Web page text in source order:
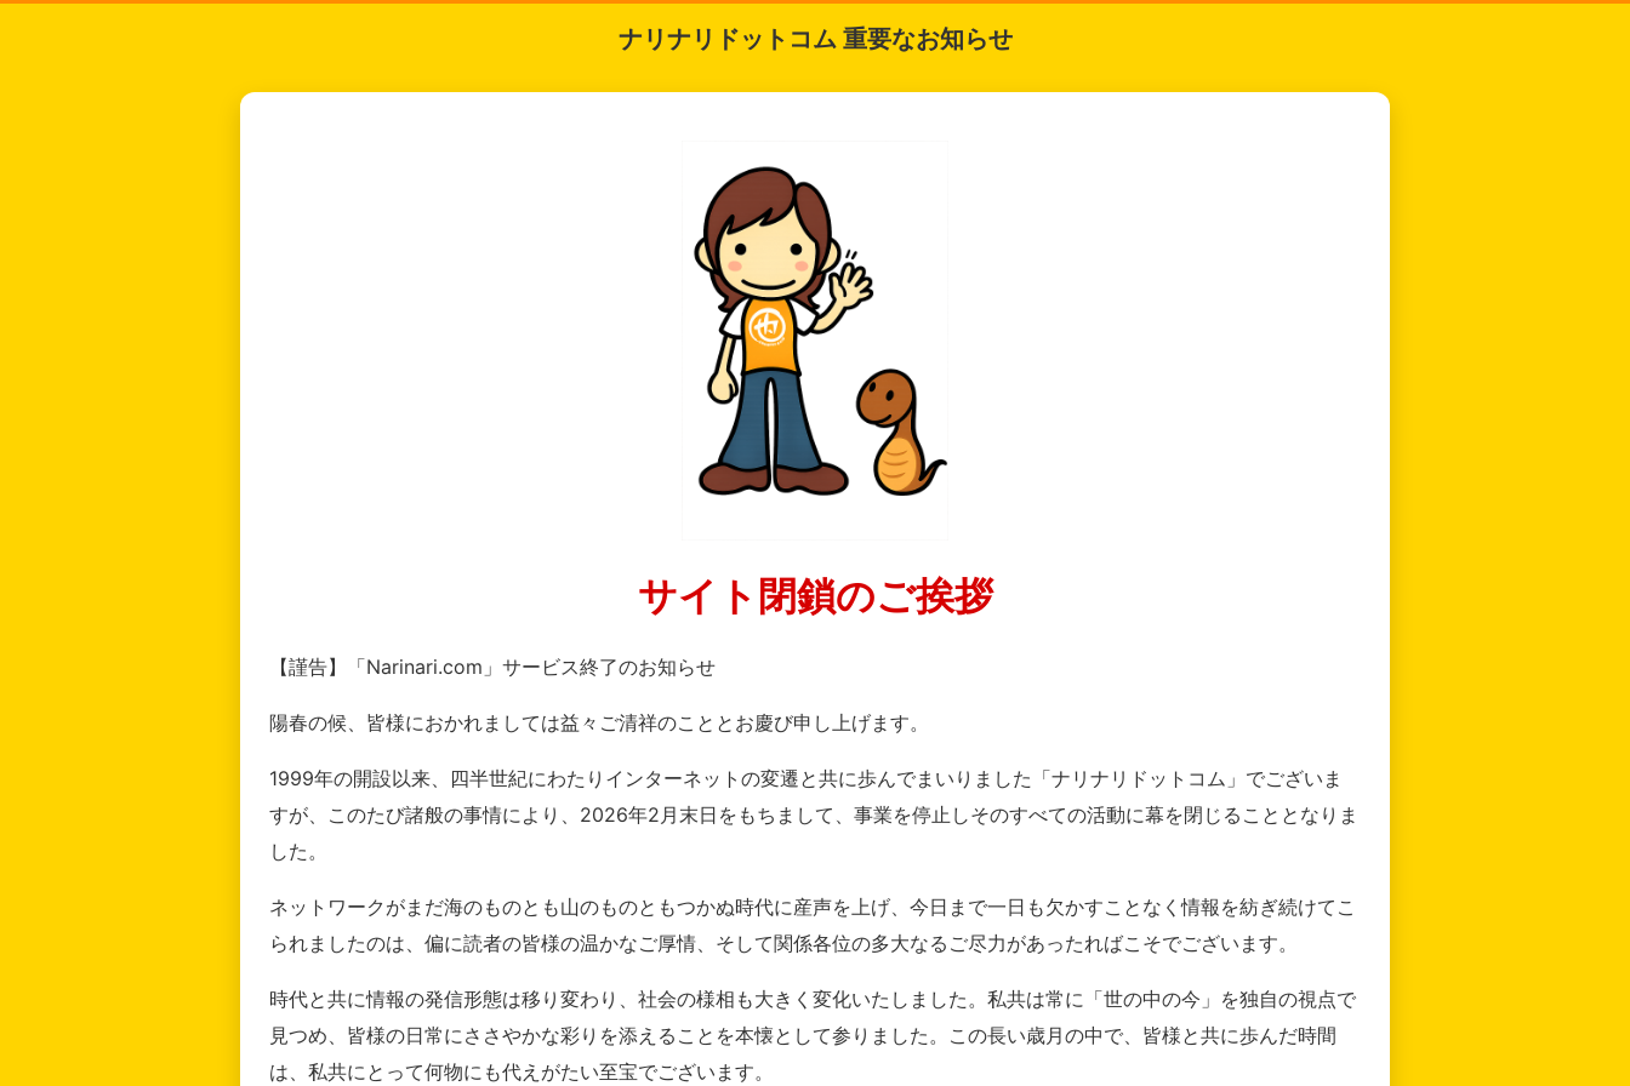
ナリナリドットコム 重要なお知らせ
サイト閉鎖のご挨拶
【謹告】「Narinari.com」サービス終了のお知らせ
陽春の候、皆様におかれましては益々ご清祥のこととお慶び申し上げます。
1999年の開設以来、四半世紀にわたりインターネットの変遷と共に歩んでまいりました「ナリナリドットコム」でございま
すが、このたび諸般の事情により、2026年2月末日をもちまして、事業を停止しそのすべての活動に幕を閉じることとなりま
した。
ネットワークがまだ海のものとも山のものともつかぬ時代に産声を上げ、今日まで一日も欠かすことなく情報を紡ぎ続けてこ
られましたのは、偏に読者の皆様の温かなご厚情、そして関係各位の多大なるご尽力があったればこそでございます。
時代と共に情報の発信形態は移り変わり、社会の様相も大きく変化いたしました。私共は常に「世の中の今」を独自の視点で
見つめ、皆様の日常にささやかな彩りを添えることを本懐として参りました。この長い歳月の中で、皆様と共に歩んだ時間
は、私共にとって何物にも代えがたい至宝でございます。